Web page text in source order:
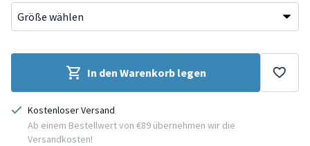
In den Warenkorb legen
Kostenloser Versand
Ab einem Bestellwert von €89 übernehmen wir die
Versandkosten!